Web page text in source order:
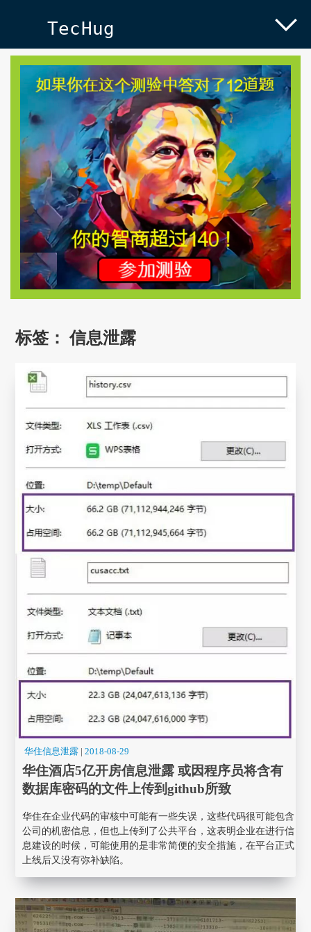
TecHug
标签：信息泄露
华住信息泄露 |2018-08-29
华住酒店5亿开房信息泄露 或因程序员将含有
数据库密码的文件上传到github所致
华住在企业代码的审核中可能有一些失误，这些代码很可能包含
公司的机密信息，但也上传到了公共平台，这表明企业在进行信
息建设的时候，可能使用的是非常简便的安全措施，在平台正式
上线后又没有弥补缺陷。